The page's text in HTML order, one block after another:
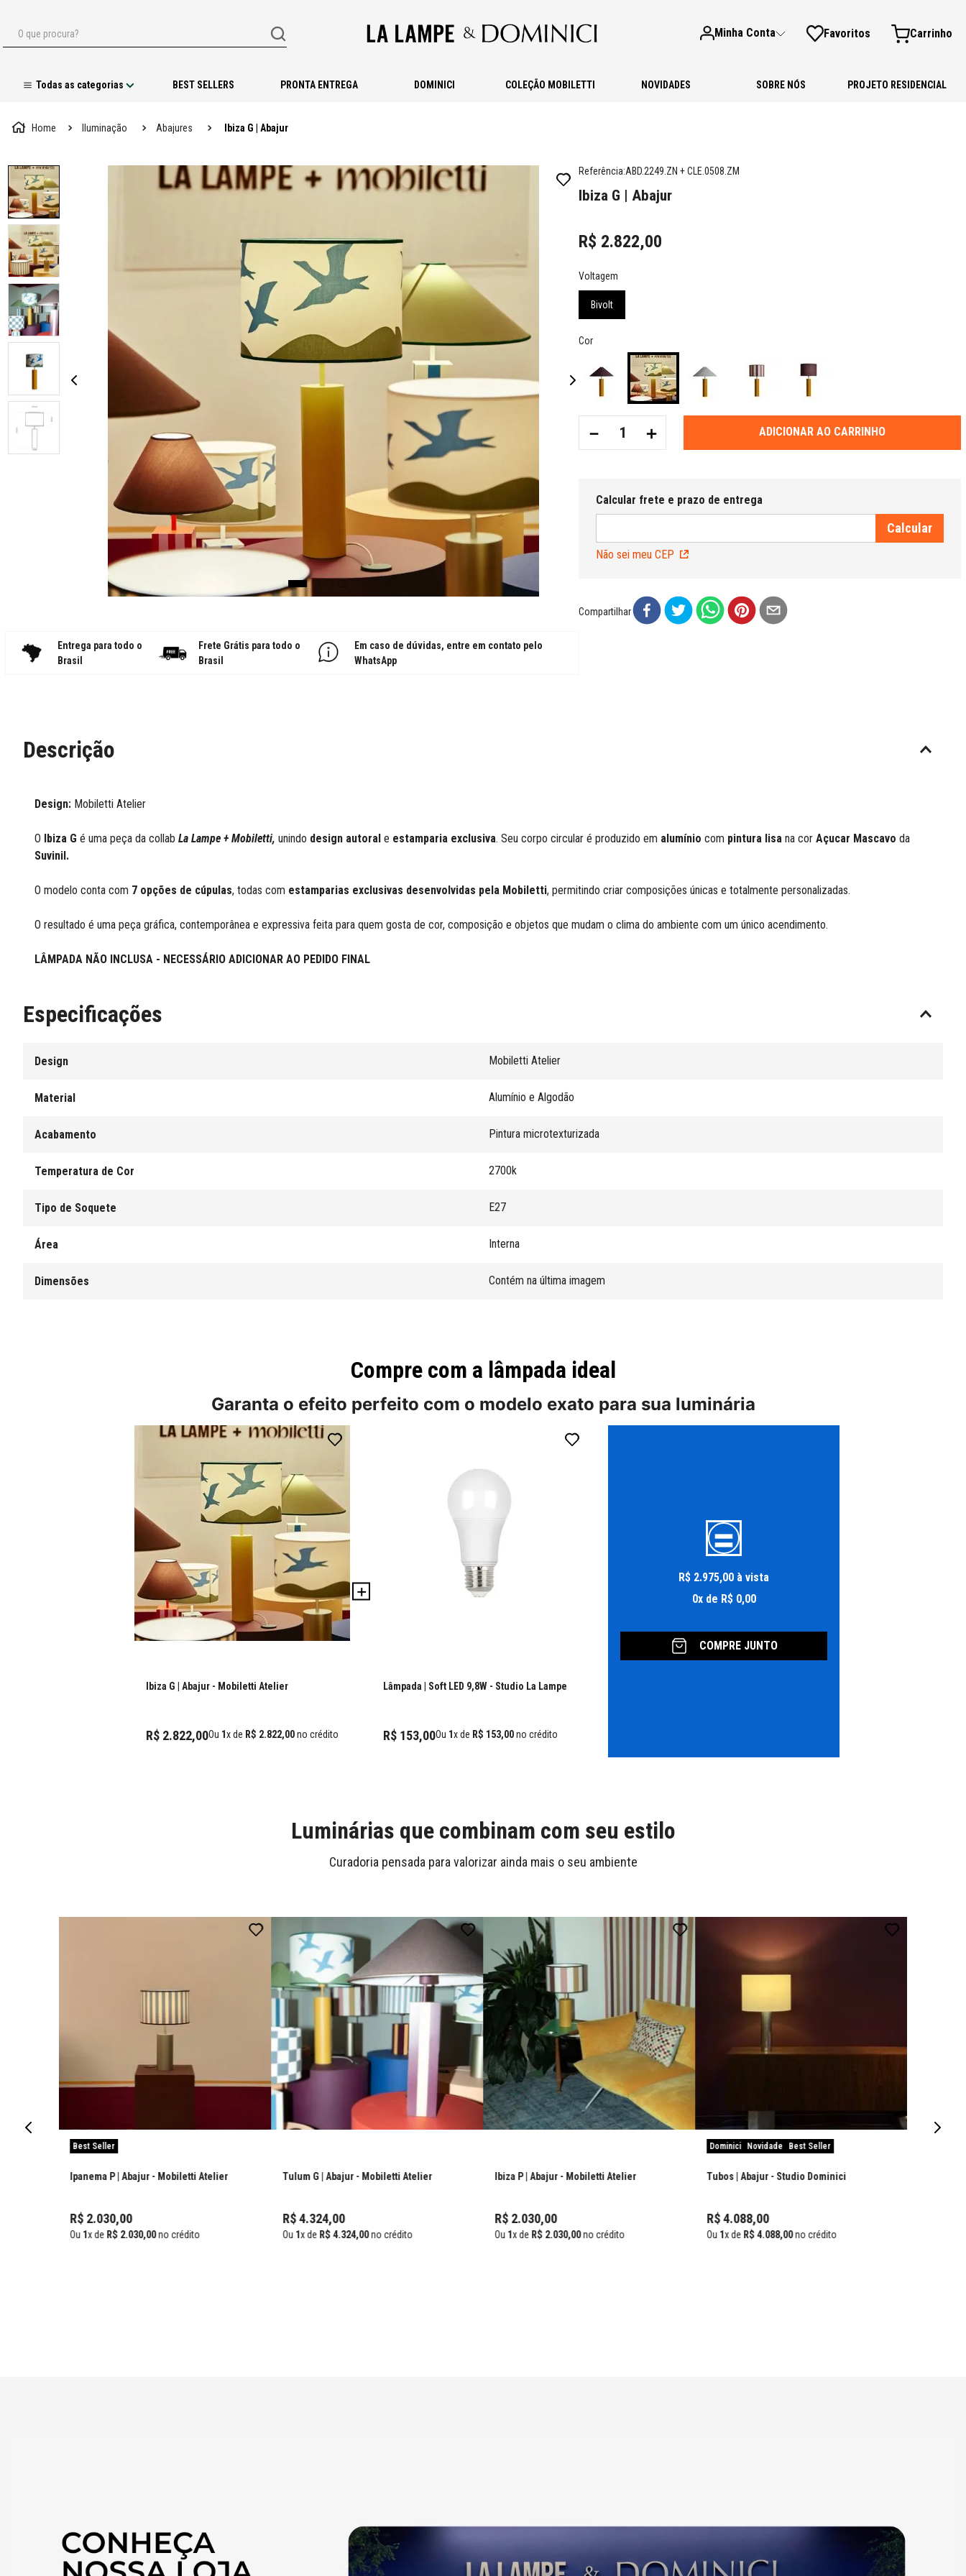
O que procura? Minha Conta Favoritos
BEST SELLERS PRONTA ENTREGA DOMINICI COLEÇÃO MOBILETTI NOVIDADES SOBRE NÓS PROJETO RESIDENCIAL
Iluminação Abajures Ibiza G | Abajur
Entrega para todo o
Brasil
Frete Grátis para todo o
Brasil
Em caso de dúvidas, entre em contato pelo
WhatsApp
Referência:ABD.2249.ZN + CLE.0508.ZM
Ibiza G | Abajur
R$ 2.822,00
Voltagem
Bivolt
Cor
＋
－ ADICIONAR AO CARRINHO
Não sei meu CEP
Compartilhar
Descrição
Design: Mobiletti Atelier
O Ibiza G é uma peça da collab La Lampe + Mobiletti, unindo design autoral e estamparia exclusiva. Seu corpo circular é produzido em alumínio com pintura lisa na cor Açucar Mascavo da
Suvinil.
O modelo conta com 7 opções de cúpulas, todas com estamparias exclusivas desenvolvidas pela Mobiletti, permitindo criar composições únicas e totalmente personalizadas.
O resultado é uma peça gráfica, contemporânea e expressiva feita para quem gosta de cor, composição e objetos que mudam o clima do ambiente com um único acendimento.
LÂMPADA NÃO INCLUSA - NECESSÁRIO ADICIONAR AO PEDIDO FINAL
Especificações
Design Mobiletti Atelier
Material Alumínio e Algodão
Acabamento Pintura microtexturizada
Temperatura de Cor 2700k
Tipo de Soquete E27
Área Interna
Dimensões Contém na última imagem
Compre com a lâmpada ideal
Garanta o efeito perfeito com o modelo exato para sua luminária
Ibiza G | Abajur - Mobiletti Atelier
R$ 2.822,00Ou 1x de R$ 2.822,00no crédito
Lâmpada | Soft LED 9,8W - Studio La Lampe
R$ 153,00Ou 1x de R$ 153,00no crédito
R$ 2.975,00 à vista
0x de R$ 0,00
COMPRE JUNTO
Luminárias que combinam com seu estilo
Curadoria pensada para valorizar ainda mais o seu ambiente
Best Seller
Ipanema P | Abajur - Mobiletti Atelier
R$ 2.030,00
Ou 1x de R$ 2.030,00no crédito
Tulum G | Abajur - Mobiletti Atelier
R$ 4.324,00
Ou 1x de R$ 4.324,00no crédito
Ibiza P | Abajur - Mobiletti Atelier
R$ 2.030,00
Ou 1x de R$ 2.030,00no crédito
Dominici Novidade Best Seller
Tubos | Abajur - Studio Dominici
R$4.088,00
Ou 1x de R$4.088,00no crédito